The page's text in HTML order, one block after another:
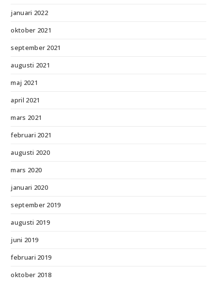
januari 2022
oktober 2021
september 2021
augusti 2021
maj 2021
april 2021
mars 2021
februari 2021
augusti 2020
mars 2020
januari 2020
september 2019
augusti 2019
juni 2019
februari 2019
oktober 2018